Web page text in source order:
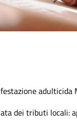
adulticida
dei tributi locali: